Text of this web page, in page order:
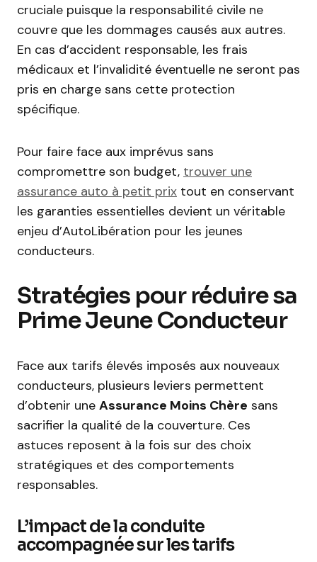
cruciale puisque la responsabilité civile ne
couvre que les dommages causés aux autres.
En cas d’accident responsable, les frais
médicaux et l’invalidité éventuelle ne seront pas
pris en charge sans cette protection
spécifique.
Pour faire face aux imprévus sans
compromettre son budget, trouver une
assurance auto à petit prix tout en conservant
les garanties essentielles devient un véritable
enjeu d’AutoLibération pour les jeunes
conducteurs.
Stratégies pour réduire sa
Prime Jeune Conducteur
Face aux tarifs élevés imposés aux nouveaux
conducteurs, plusieurs leviers permettent
d’obtenir une Assurance Moins Chère sans
sacrifier la qualité de la couverture. Ces
astuces reposent à la fois sur des choix
stratégiques et des comportements
responsables.
L’impact de la conduite
accompagnée sur les tarifs